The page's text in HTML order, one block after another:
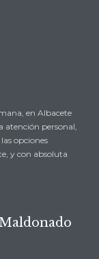
en Albacete
atención personal,
opciones
y con absoluta